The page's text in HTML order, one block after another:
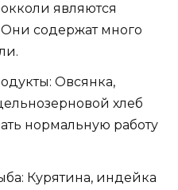
являются
содержат много
Овсянка,
хлеб
нормальную работу
Курятина, индейка